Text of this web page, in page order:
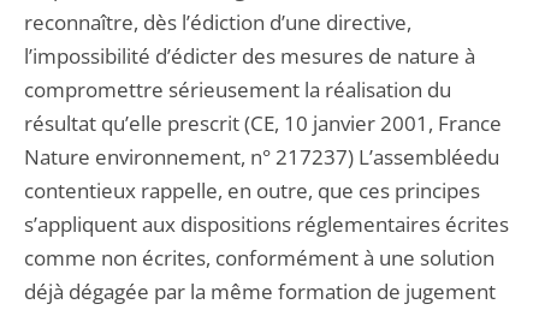
reconnaître, dès l’édiction d’une directive,
l’impossibilité d’édicter des mesures de nature à
compromettre sérieusement la réalisation du
résultat qu’elle prescrit (CE, 10 janvier 2001, France
Nature environnement, n° 217237) L’assembléedu
contentieux rappelle, en outre, que ces principes
s’appliquent aux dispositions réglementaires écrites
comme non écrites, conformément à une solution
déjà dégagée par la même formation de jugement